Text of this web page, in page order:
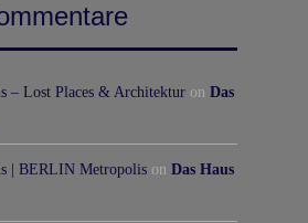
– Lost Places & Architektur on Das
| BERLIN Metropolis on Das Haus